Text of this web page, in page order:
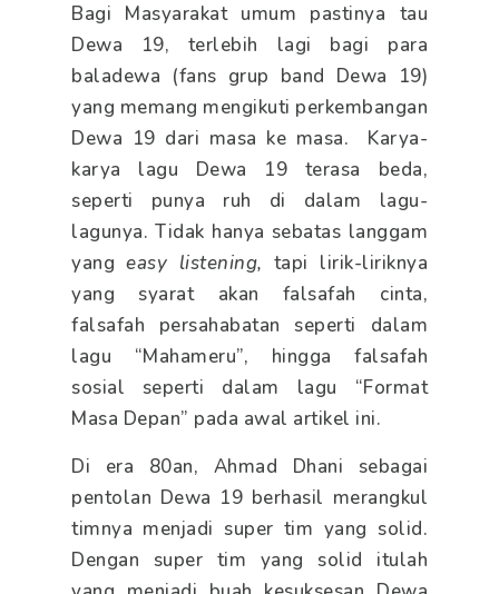
Bagi Masyarakat umum pastinya tau
Dewa 19, terlebih lagi bagi para
baladewa (fans grup band Dewa 19)
yang memang mengikuti perkembangan
Dewa 19 dari masa ke masa. Karya-
karya lagu Dewa 19 terasa beda,
seperti punya ruh di dalam lagu-
lagunya. Tidak hanya sebatas langgam
yangeasy listening, tapi lirik-liriknya
yang syarat akan falsafah cinta,
falsafah persahabatan seperti dalam
lagu “Mahameru”, hingga falsafah
sosial seperti dalam lagu “Format
Masa Depan” pada awal artikel ini.
Di era 80an, Ahmad Dhani sebagai
pentolan Dewa 19 berhasil merangkul
timnya menjadi super tim yang solid.
Dengan super tim yang solid itulah